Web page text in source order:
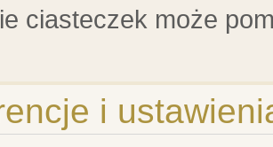
ciasteczek może
i